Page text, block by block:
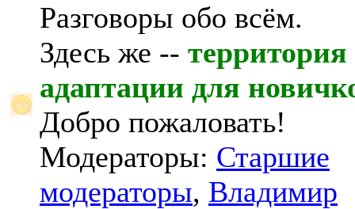
Разговоры обо всём.
Здесь же -- территория
адаптации для
Добро пожаловать!
Модераторы: Старшие
модераторы, Владимир